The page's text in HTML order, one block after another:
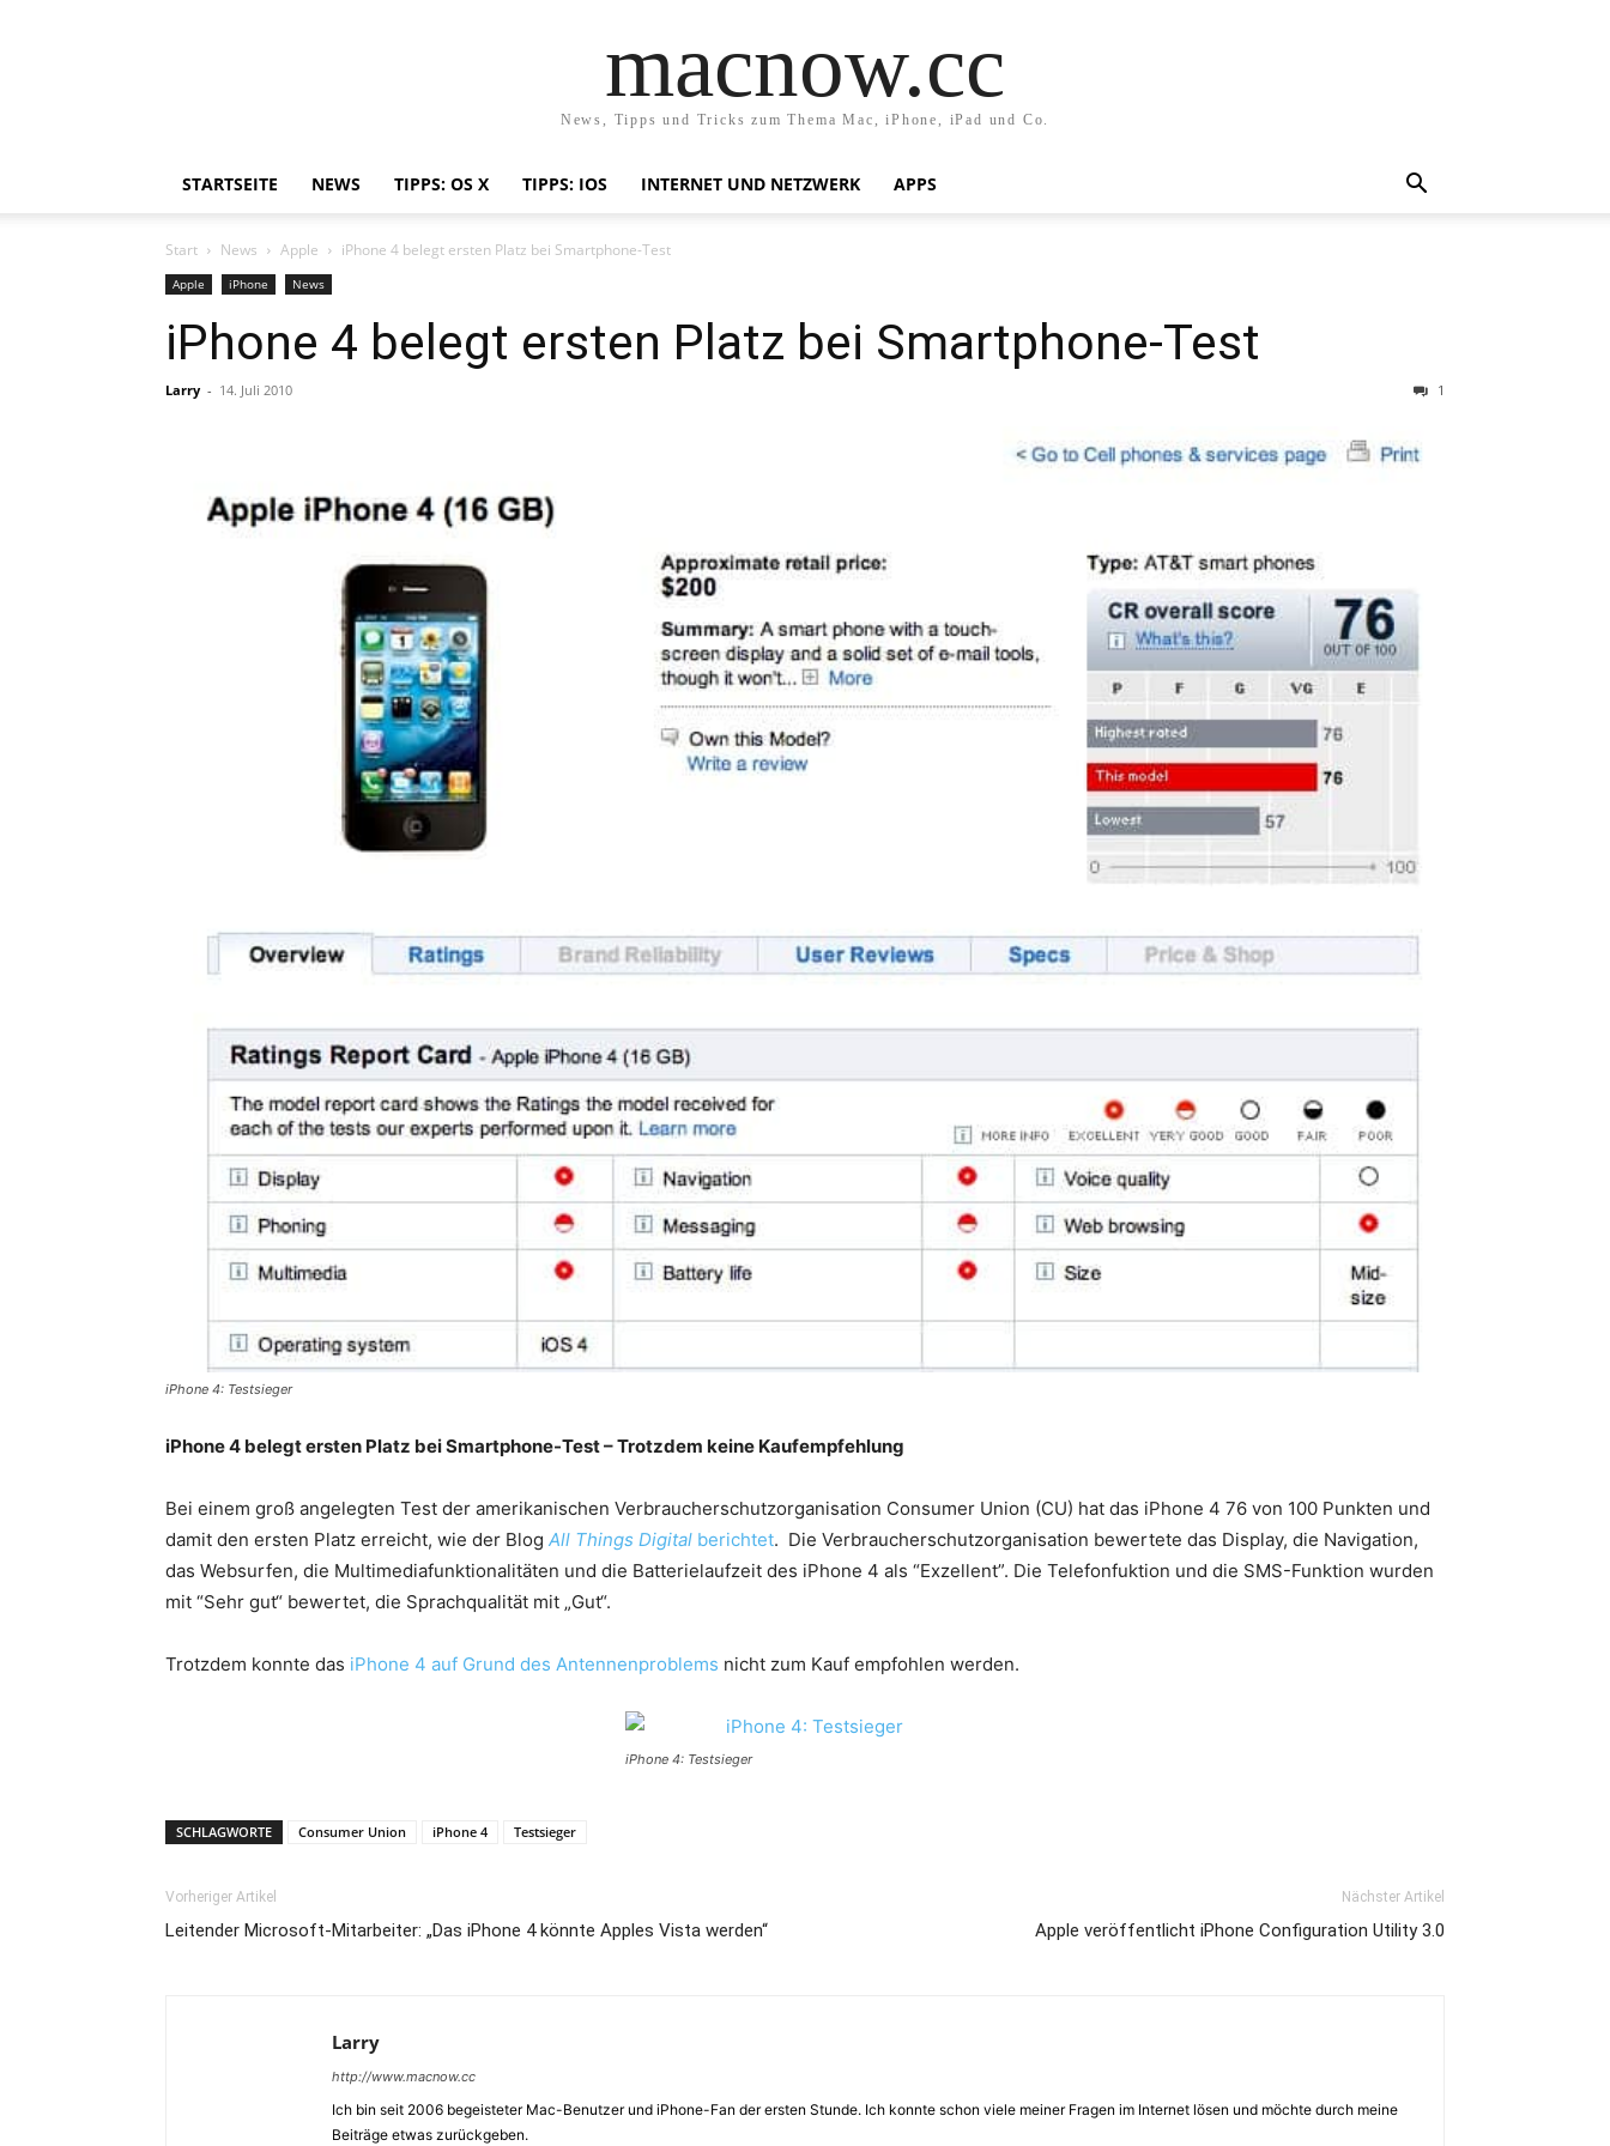
macnow.cc
News, Tipps und Tricks zum Thema Mac, iPhone, iPad und Co.
STARTSEITE NEWS TIPPS: OS X TIPPS: IOS INTERNET UND NETZWERK APPS
Start News Apple iPhone 4 belegt ersten Platz bei Smartphone-Test
Apple iPhone News
iPhone 4 belegt ersten Platz bei Smartphone-Test
Larry - 14. Juli 2010 1
iPhone 4: Testsieger
iPhone 4 belegt ersten Platz bei Smartphone-Test – Trotzdem keine Kaufempfehlung
Bei einem groß angelegten Test der amerikanischen Verbraucherschutzorganisation Consumer Union (CU) hat das iPhone 4 76 von 100 Punkten und
damit den ersten Platz erreicht, wie der Blog All Things Digital berichtet. Die Verbraucherschutzorganisation bewertete das Display, die Navigation,
das Websurfen, die Multimediafunktionalitäten und die Batterielaufzeit des iPhone 4 als “Exzellent”. Die Telefonfuktion und die SMS-Funktion wurden
mit “Sehr gut“ bewertet, die Sprachqualität mit „Gut“.
Trotzdem konnte das iPhone 4 auf Grund des Antennenproblems nicht zum Kauf empfohlen werden.
iPhone 4: Testsieger
SCHLAGWORTE Consumer Union iPhone 4 Testsieger
Vorheriger Artikel
Leitender Microsoft-Mitarbeiter: „Das iPhone 4 könnte Apples Vista werden“
Nächster Artikel
Apple veröffentlicht iPhone Configuration Utility 3.0
Larry
http://www.macnow.cc
Ich bin seit 2006 begeisteter Mac-Benutzer und iPhone-Fan der ersten Stunde. Ich konnte schon viele meiner Fragen im Internet lösen und möchte durch meine
Beiträge etwas zurückgeben.